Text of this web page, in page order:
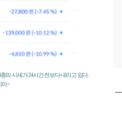
의 시세가 24시간 전보다 내리고 있다.
아>